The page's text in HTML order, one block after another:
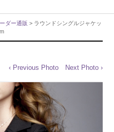
ダー通販 > ラウンドシングルジャケッ
‹ Previous Photo Next Photo ›